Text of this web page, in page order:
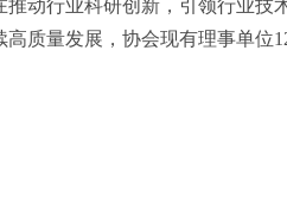
动行业科研创新，引领行业技
质量发展，协会现有理事单位